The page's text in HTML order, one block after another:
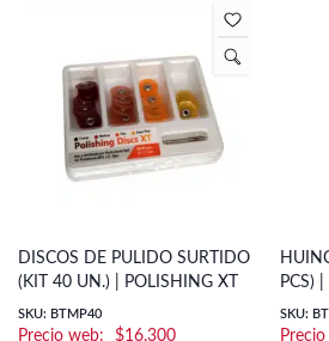
DISCOS DE PULIDO SURTIDO
(KIT 40 UN.) | POLISHING XT
SKU: BTMP40
$16.300
PCS) |
SKU: